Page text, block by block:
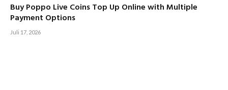
Buy Poppo Live Coins Top Up Online with Multiple
Payment Options
Juli 17, 2026